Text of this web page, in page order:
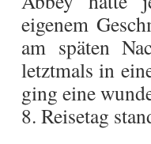
eigenem
am späten
letztmals in
ging eine
8. Reisetag